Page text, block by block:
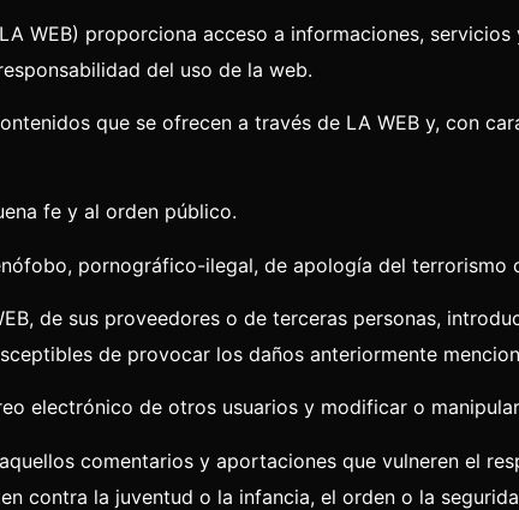
WEB) proporciona acceso a informaciones,
del uso de la web.
que se ofrecen a través de LA WEB y, con
fe y al orden público.
pornográfico-ilegal, de apología del terrorismo
de sus proveedores o de terceras personas,
de provocar los daños anteriormente
electrónico de otros usuarios y modificar o
comentarios y aportaciones que vulneren el
contra la juventud o la infancia, el orden o la